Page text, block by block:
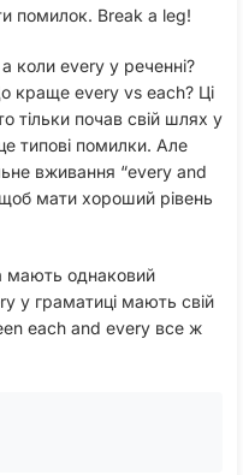
помилок. Break a leg!
коли every у реченні?
краще every vs each? Ці
тільки почав свій шлях у
типові помилки. Але
вживання “every and
мати хороший рівень
мають однаковий
у граматиці мають свій
each and every все ж